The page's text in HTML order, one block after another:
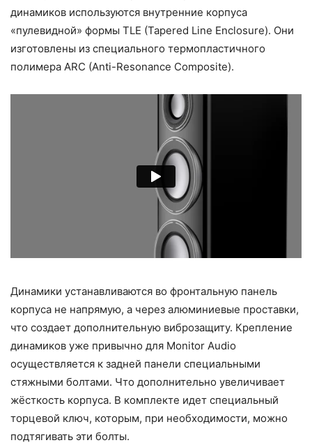
динамиков используются внутренние корпуса
«пулевидной» формы TLE (Tapered Line Enclosure). Они
изготовлены из специального термопластичного
полимера ARC (Anti-Resonance Composite).
Динамики устанавливаются во фронтальную панель
корпуса не напрямую, а через алюминиевые проставки,
что создает дополнительную виброзащиту. Крепление
динамиков уже привычно для Monitor Audio
осуществляется к задней панели специальными
стяжными болтами. Что дополнительно увеличивает
жёсткость корпуса. В комплекте идет специальный
торцевой ключ, которым, при необходимости, можно
подтягивать эти болты.